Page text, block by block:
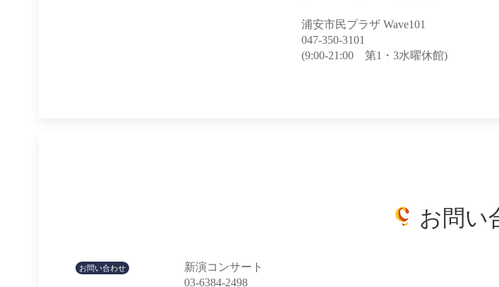
浦安市民プラザ Wave101
047-350-3101
(9:00-21:00 第1・3水曜休館)
お問い
お問い合わせ
新演コンサート
03-6384-2498